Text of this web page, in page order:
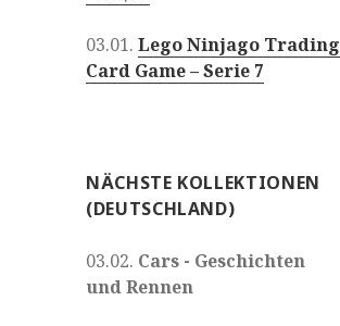
03.01.Lego Ninjago Trading
Card Game – Serie 7
NÄCHSTE KOLLEKTIONEN
(DEUTSCHLAND)
03.02. Cars - Geschichten
und Rennen